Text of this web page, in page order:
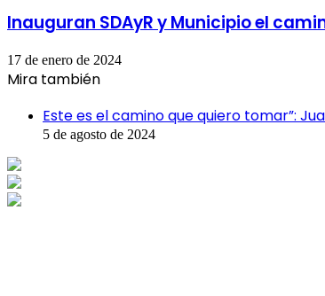
Inauguran SDAyR y Municipio el
17 de enero de 2024
Mira también
Este es el camino que quiero tomar”:
5 de agosto de 2024